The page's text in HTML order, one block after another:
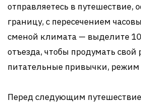
отправляетесь в путешествие,
границу, с пересечением
сменой климата — выделите
отъезда, чтобы продумать
питательные привычки, режим
Перед следующим